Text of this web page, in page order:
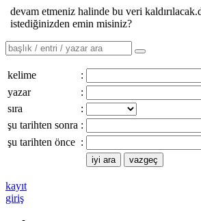
devam etmeniz halinde bu veri
istediğinizden emin misiniz?
kelime
:
yazar
:
sıra
:
şu tarihten sonra :
şu tarihten önce :
kayıt
giriş